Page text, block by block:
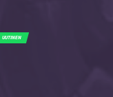
UUTINEN